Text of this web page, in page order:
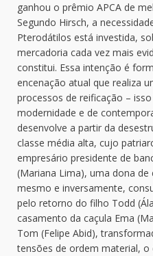
ganhou o prêmio APCA de
Segundo Hirsch, a
Pterodátilos está investida,
mercadoria cada vez mais
constitui. Essa intenção é
encenação atual que realiza
processos de reificação –
modernidade e de
desenvolve a partir da
classe média alta, cujo
empresário presidente de
(Mariana Lima), uma dona
mesmo e inversamente,
pelo retorno do filho Todd
casamento da caçula Ema
Tom (Felipe Abid),
tensões de ordem material,